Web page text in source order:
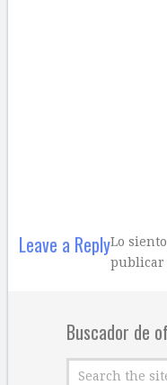
Leave a ReplyLo
publicar
Buscador de